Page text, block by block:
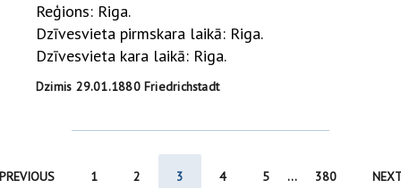
Reģions: Riga.
Dzīvesvieta pirmskara laikā: Riga.
Dzīvesvieta kara laikā: Riga.
Dzimis 29.01.1880 Friedrichstadt
1 2 3 4 5 ... 380